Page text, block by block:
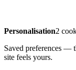
Personalisation2
Saved preferences —
site feels yours.